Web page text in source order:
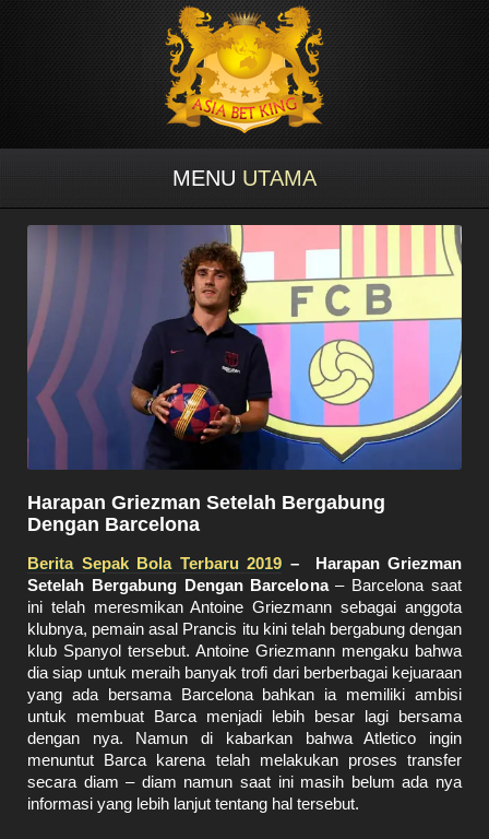
MENU UTAMA
Harapan Griezman Setelah Bergabung
Dengan Barcelona
Berita Sepak Bola Terbaru 2019– Harapan Griezman
Setelah Bergabung Dengan Barcelona– Barcelona saat
ini telah meresmikan Antoine Griezmann sebagai anggota
klubnya, pemain asal Prancis itu kini telah bergabung dengan
klub Spanyol tersebut. Antoine Griezmann mengaku bahwa
dia siap untuk meraih banyak trofi dari berberbagai kejuaraan
yang ada bersama Barcelona bahkan ia memiliki ambisi
untuk membuat Barca menjadi lebih besar lagi bersama
dengan nya. Namun di kabarkan bahwa Atletico ingin
menuntut Barca karena telah melakukan proses transfer
secara diam – diam namun saat ini masih belum ada nya
informasi yang lebih lanjut tentang hal tersebut.